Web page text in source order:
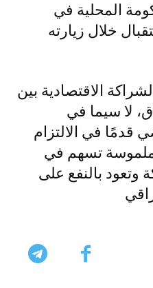
المحلية في
خلال زيارته
الاقتصادية بين
لا سيما في
قدمًا في الالتزام
ملموسة تسهم في
وتعود بالنفع على